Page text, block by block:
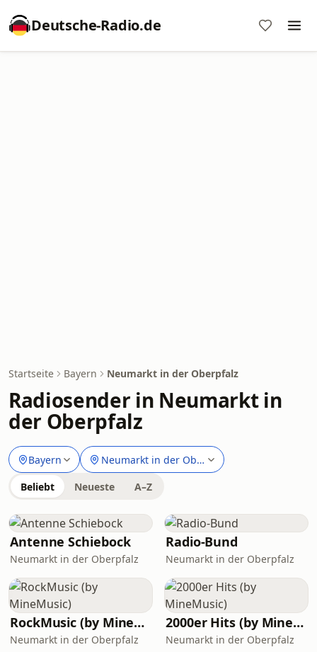
Deutsche-Radio.de
Startseite Bayern Neumarkt in der Oberpfalz
Radiosender in Neumarkt in
der Oberpfalz
Bayern Neumarkt in der Oberpfalz
Beliebt Neueste A–Z
Antenne Schiebock
Neumarkt in der Oberpfalz
Radio-Bund
Neumarkt in der Oberpfalz
RockMusic (by MineMusic)
Neumarkt in der Oberpfalz
2000er Hits (by MineMusic)
Neumarkt in der Oberpfalz